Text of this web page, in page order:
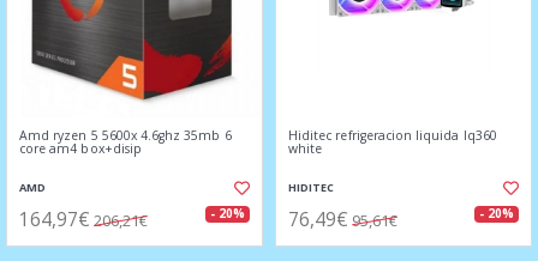
Amd ryzen 5 5600x 4.6ghz 35mb 6
core am4 box+disip
AMD
164,97€ 206,21€ - 20%
Hiditec refrigeracion liquida lq360
white
HIDITEC
76,49€ 95,61€ - 20%